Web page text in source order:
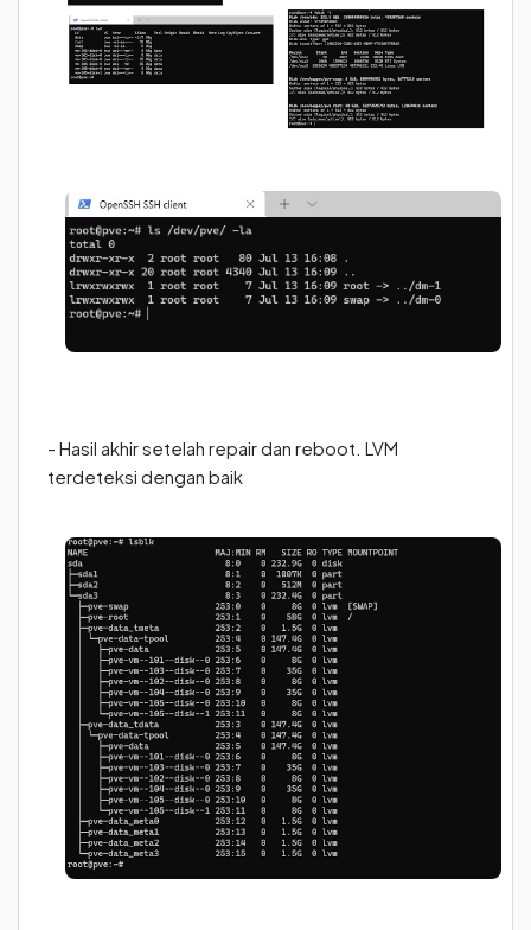
- Hasil akhir setelah repair dan reboot. LVM
terdeteksi dengan baik